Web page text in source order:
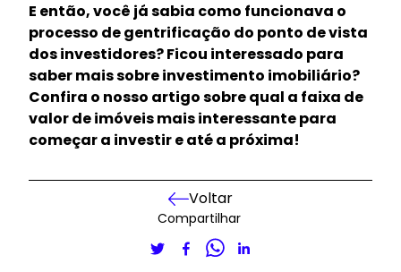
E então, você já sabia como funcionava o
processo de gentrificação do ponto de vista
dos investidores? Ficou interessado para
saber mais sobre investimento imobiliário?
Confira o nosso artigo sobre qual a faixa de
valor de imóveis mais interessante para
começar a investir e até a próxima!
Voltar
Compartilhar